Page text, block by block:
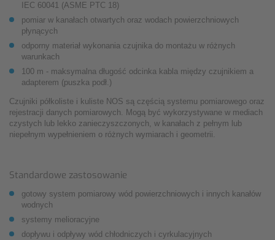
IEC 60041 (ASME PTC 18)
pomiar w kanałach otwartych oraz wodach powierzchniowych
płynących
odporny materiał wykonania czujnika do montażu w różnych
warunkach
100 m - maksymalna długość odcinka kabla między czujnikiem a
adapterem (puszka podł.)
Czujniki półkoliste i kuliste NOS są częścią systemu pomiarowego oraz
rejestracji danych pomiarowych. Mogą być wykorzystywane w mediach
czystych lub lekko zanieczyszczonych, w kanałach z pełnym lub
niepełnym wypełnieniem o różnych wymiarach i geometrii.
Standardowe zastosowanie
gotowy system pomiarowy wód powierzchniowych i innych kanałów
wodnych
systemy melioracyjne
dopływu i odpływy wód chłodniczych i cyrkulacyjnych